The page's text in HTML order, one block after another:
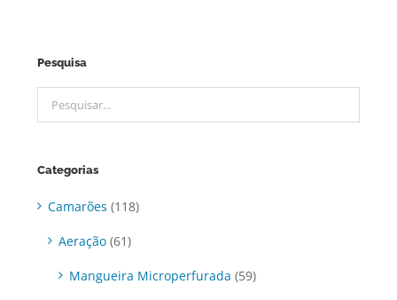
Pesquisa
Categorias
Camarões (118)
Aeração (61)
Mangueira Microperfurada (59)